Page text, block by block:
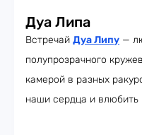
Дуа Липа
Встречай Дуа Липу —
полупрозрачного
камерой в разных
наши сердца и влюбить